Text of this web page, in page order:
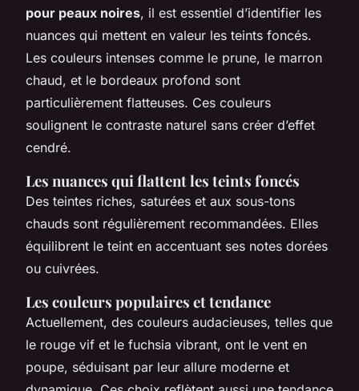
pour peaux noires, il est essentiel d’identifier les
nuances qui mettent en valeur les teints foncés.
Les couleurs intenses comme le prune, le marron
chaud, et le bordeaux profond sont
particulièrement flatteuses. Ces couleurs
soulignent le contraste naturel sans créer d’effet
cendré.
Les nuances qui flattent les teints foncés
Des teintes riches, saturées et aux sous-tons
chauds sont régulièrement recommandées. Elles
équilibrent le teint en accentuant ses notes dorées
ou cuivrées.
Les couleurs populaires et tendance
Actuellement, des couleurs audacieuses, telles que
le rouge vif et le fuchsia vibrant, ont le vent en
poupe, séduisant par leur allure moderne et